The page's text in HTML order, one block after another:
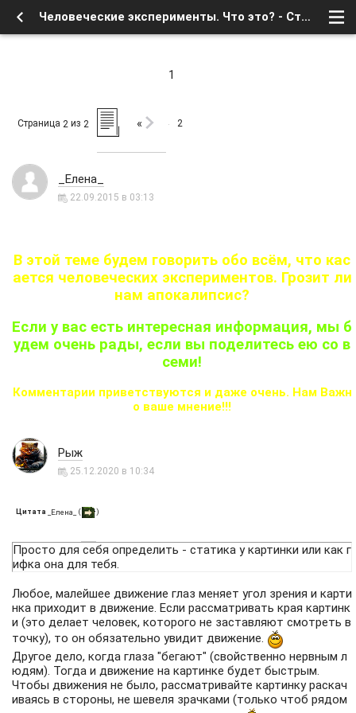
Человеческие эксперименты. Что это? - Страница 2 - Форум
Страница 2 из 2 «
1
2
_Елена_
22.09.2015 в 03:13
В этой теме будем говорить обо всём, что кас
ается человеческих экспериментов. Грозит ли
нам апокалипсис?
Если у вас есть интересная информация, мы б
удем очень рады, если вы поделитесь ею со в
семи!
Комментарии приветствуются и даже очень. Нам Важн
о ваше мнение!!!
Рыж
25.12.2020 в 10:34
Цитата _Елена_ ( )
Просто для себя определить - статика у картинки или как г
ифка она для тебя.
Любое, малейшее движение глаз меняет угол зрения и карти
нка приходит в движение. Если рассматривать края картинк
и (это делает человек, которого не заставляют смотреть в
точку), то он обязательно увидит движение.
Другое дело, когда глаза "бегают" (свойственно нервным л
юдям). Тогда и движение на картинке будет быстрым.
Чтобы движения не было, рассматривайте картинку раскач
иваясь в стороны, не шевеля зрачками (только чтоб рядом